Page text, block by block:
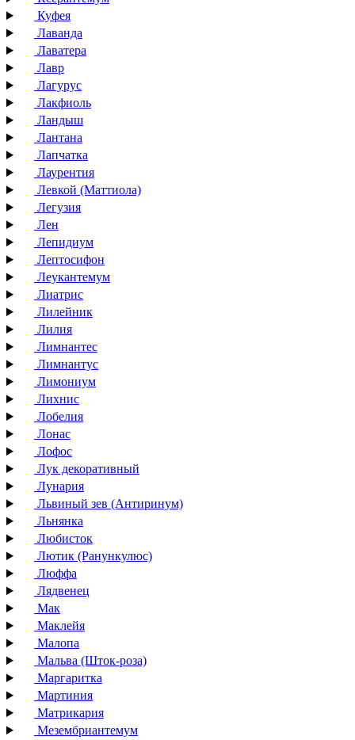
Куфея
Лаванда
Лаватера
Лавр
Лагурус
Лакфиоль
Ландыш
Лантана
Лапчатка
Лаурентия
Левкой (Маттиола)
Легузия
Лен
Лепидиум
Лептосифон
Леукантемум
Лиатрис
Лилейник
Лилия
Лимнантес
Лимнантус
Лимониум
Лихнис
Лобелия
Лонас
Лофос
Лук декоративный
Лунария
Львиный зев (Антиринум)
Льнянка
Любисток
Лютик (Ранункулюс)
Люффа
Лядвенец
Мак
Маклейя
Малопа
Мальва (Шток-роза)
Маргаритка
Мартиния
Матрикария
Мезембриантемум